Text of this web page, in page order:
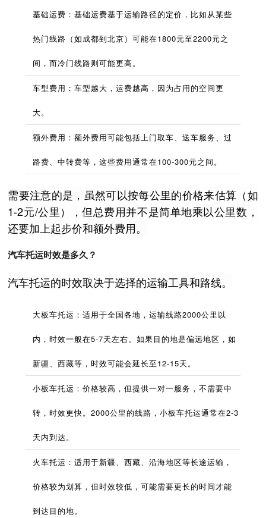
基础运费：基础运费基于运输路径的定价，比如从某些
热门线路（如成都到北京）可能在1800元至2200元之
间，而冷门线路则可能更高。
车型费用：车型越大，运费越高，因为占用的空间更
大。
额外费用：额外费用可能包括上门取车、送车服务、过
路费、中转费等，这些费用通常在100-300元之间。
需要注意的是，虽然可以按每公里的价格来估算（如
1-2元/公里），但总费用并不是简单地乘以公里数，
还要加上起步价和额外费用。
汽车托运时效是多久？
汽车托运的时效取决于选择的运输工具和路线。
大板车托运：适用于全国各地，运输线路2000公里以
内，时效一般在5-7天左右。如果目的地是偏远地区，如
新疆、西藏等，时效可能会延长至12-15天。
小板车托运：价格较高，但提供一对一服务，不需要中
转，时效更快。2000公里的线路，小板车托运通常在2-3
天内到达。
火车托运：适用于新疆、西藏、沿海地区等长途运输，
价格较为划算，但时效较低，可能需要更长的时间才能
到达目的地。